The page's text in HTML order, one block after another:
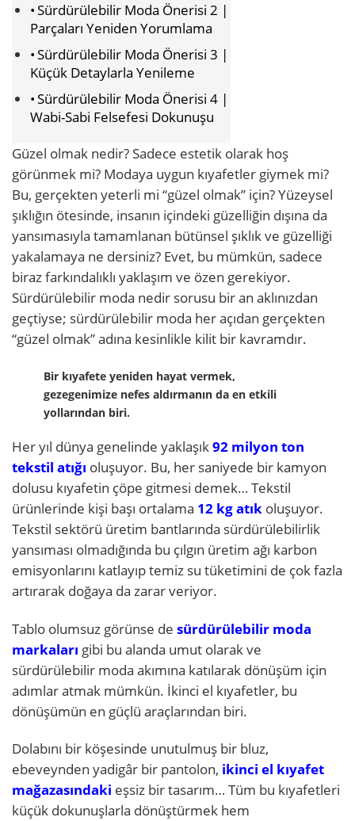
Sürdürülebilir Moda Önerisi 2 |
Parçaları Yeniden Yorumlama
Sürdürülebilir Moda Önerisi 3 |
Küçük Detaylarla Yenileme
Sürdürülebilir Moda Önerisi 4 |
Wabi-Sabi Felsefesi Dokunuşu
Güzel olmak nedir? Sadece estetik olarak hoş
görünmek mi? Modaya uygun kıyafetler giymek mi?
Bu, gerçekten yeterli mi “güzel olmak” için? Yüzeysel
şıklığın ötesinde, insanın içindeki güzelliğin dışına da
yansımasıyla tamamlanan bütünsel şıklık ve güzelliği
yakalamaya ne dersiniz? Evet, bu mümkün, sadece
biraz farkındalıklı yaklaşım ve özen gerekiyor.
Sürdürülebilir moda nedir sorusu bir an aklınızdan
geçtiyse; sürdürülebilir moda her açıdan gerçekten
“güzel olmak” adına kesinlikle kilit bir kavramdır.
Bir kıyafete yeniden hayat vermek,
gezegenimize nefes aldırmanın da en etkili
yollarından biri.
Her yıl dünya genelinde yaklaşık92 milyon ton
tekstil atığı oluşuyor. Bu, her saniyede bir kamyon
dolusu kıyafetin çöpe gitmesi demek… Tekstil
ürünlerinde kişi başı ortalama 12 kg atık oluşuyor.
Tekstil sektörü üretim bantlarında sürdürülebilirlik
yansıması olmadığında bu çılgın üretim ağı karbon
emisyonlarını katlayıp temiz su tüketimini de çok fazla
artırarak doğaya da zarar veriyor.
Tablo olumsuz görünse de sürdürülebilir moda
markaları gibi bu alanda umut olarak ve
sürdürülebilir moda akımına katılarak dönüşüm için
adımlar atmak mümkün. İkinci el kıyafetler, bu
dönüşümün en güçlü araçlarından biri.
Dolabını bir köşesinde unutulmuş bir bluz,
ebeveynden yadigâr bir pantolon, ikinci el kıyafet
mağazasındaki eşsiz bir tasarım… Tüm bu kıyafetleri
küçük dokunuşlarla dönüştürmek hem